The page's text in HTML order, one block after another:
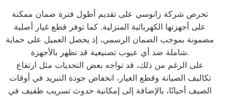
تحرص شركة زانوسي على تقديم أطول فترة ضمان ممكنة
على أجهزتها الكهربائية المنزلية. كما توفر قطع غيار أصلية
مضمونة بموجب الضمان الرسمي، إذ يحصل العميل على حماية
شاملة ضد أي عيوب تصنيعية قد تظهر بالأجهزة.
على الرغم من ذلك، قد تواجه بعض التحديات مثل ارتفاع
تكاليف الصيانة وقطع الغيار، انخفاض جودة التبريد في أوقات
الصيف أحيانًا، بالإضافة إلى إمكانية حدوث تسريب طفيف في